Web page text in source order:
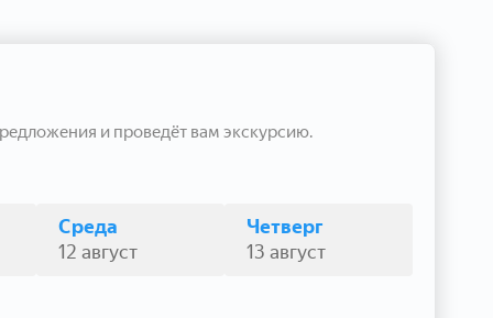
и проведёт вам экскурсию.
Среда
12 август
Четверг
13 август